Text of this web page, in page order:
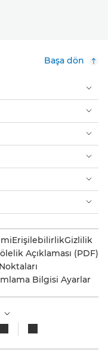
Başa dön
ErişilebilirlikGizlilik
Açıklaması (PDF)
Bilgisi Ayarlar